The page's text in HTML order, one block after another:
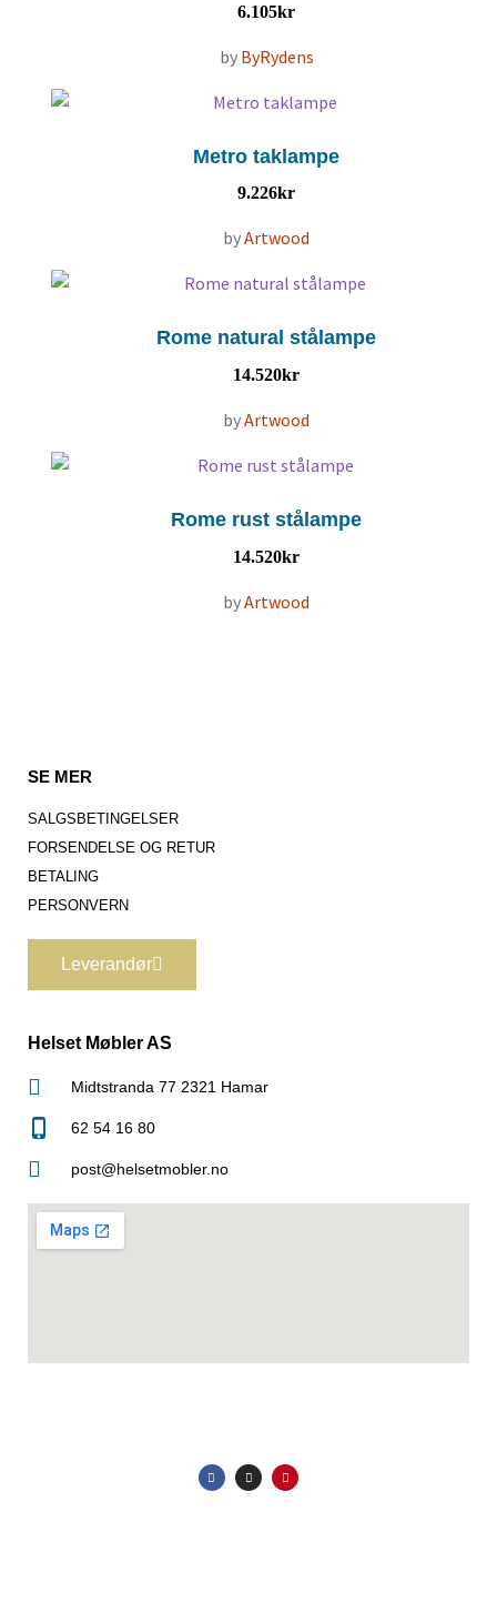
6.105kr
by ByRydens
Metro taklampe
9.226kr
byArtwood
Rome natural stålampe
14.520kr
byArtwood
Rome rust stålampe
14.520kr
byArtwood
SE MER
SALGSBETINGELSER
FORSENDELSE OG RETUR
BETALING
PERSONVERN
Leverandør
Helset Møbler AS
Midtstranda 77 2321 Hamar
62 54 16 80
post@helsetmobler.no